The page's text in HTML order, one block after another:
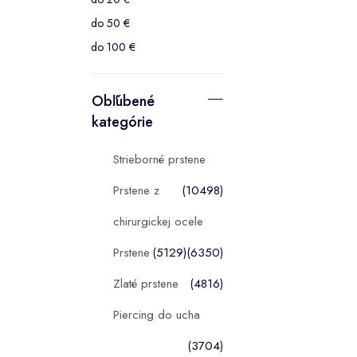
do 50 €
do 100 €
Obľúbené
kategórie
Strieborné prstene
(10498)
Prstene z
chirurgickej ocele
(6350)
Prstene (5129)
Zlaté prstene
(4816)
Piercing do ucha
(3704)